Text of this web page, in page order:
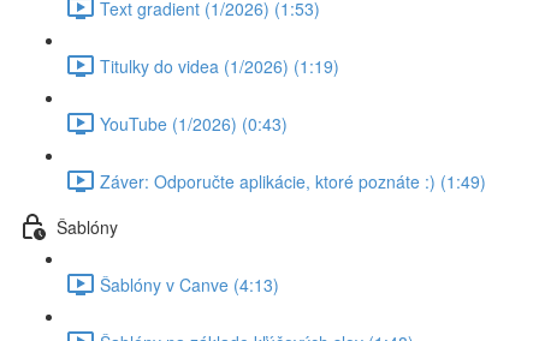
Text gradient (1/2026) (1:53)
Titulky do videa (1/2026) (1:19)
YouTube (1/2026) (0:43)
Záver: Odporučte aplikácie, ktoré poznáte :) (1:49)
Šablóny
Šablóny v Canve (4:13)